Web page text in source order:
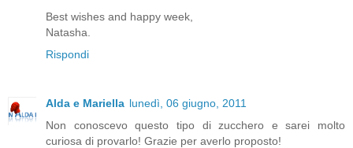
Best wishes and happy week,
Natasha.
Rispondi
Alda e Mariella lunedì, 06 giugno, 2011
Non conoscevo questo tipo di zucchero e sarei molto
curiosa di provarlo! Grazie per averlo proposto!